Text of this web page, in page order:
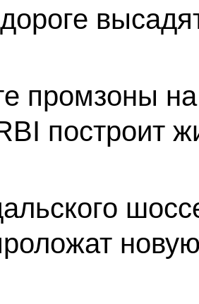
промзоны
построит